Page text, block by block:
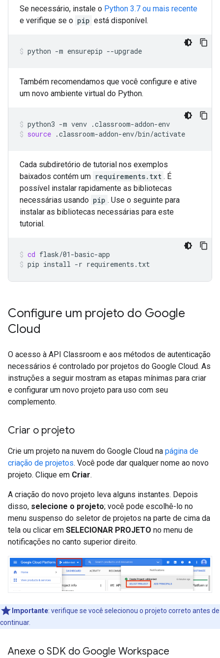
Se necessário, instale o Python 3.7 ou mais recente
e verifique se o pip está disponível.
python -m ensurepip --upgrade
Também recomendamos que você configure e ative
um novo ambiente virtual do Python.
python3 -m venv .classroom-addon-env
source .classroom-addon-env/bin/activate
Cada subdiretório de tutorial nos exemplos
baixados contém um requirements.txt . É
possível instalar rapidamente as bibliotecas
necessárias usando pip . Use o seguinte para
instalar as bibliotecas necessárias para este
tutorial.
cd flask/01-basic-app
pip install -r requirements.txt
Configure um projeto do Google
Cloud
O acesso à API Classroom e aos métodos de autenticação
necessários é controlado por projetos do Google Cloud. As
instruções a seguir mostram as etapas mínimas para criar
e configurar um novo projeto para uso com seu
complemento.
Criar o projeto
Crie um projeto na nuvem do Google Cloud na página de
criação de projetos. Você pode dar qualquer nome ao novo
projeto. Clique em Criar.
A criação do novo projeto leva alguns instantes. Depois
disso, selecione o projeto; você pode escolhê-lo no
menu suspenso do seletor de projetos na parte de cima da
tela ou clicar em SELECIONAR PROJETO no menu de
notificações no canto superior direito.
Importante: verifique se você selecionou o projeto correto antes de
continuar.
Anexe o SDK do Google Workspace